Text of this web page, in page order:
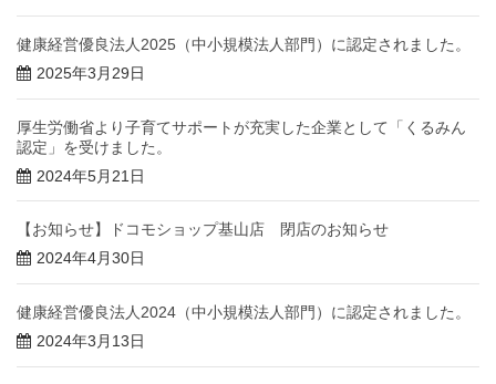
健康経営優良法人2025（中小規模法人部門）に認定されました。
2025年3月29日
厚生労働省より子育てサポートが充実した企業として「くるみん
認定」を受けました。
2024年5月21日
【お知らせ】ドコモショップ基山店 閉店のお知らせ
2024年4月30日
健康経営優良法人2024（中小規模法人部門）に認定されました。
2024年3月13日